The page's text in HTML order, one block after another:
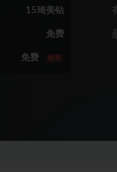
15琦美钻
免费
免费 推荐